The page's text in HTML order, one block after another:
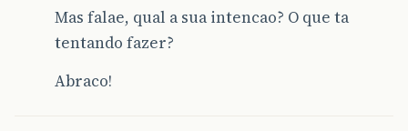
Mas falae, qual a sua intencao? O que ta
tentando fazer?
Abraco!